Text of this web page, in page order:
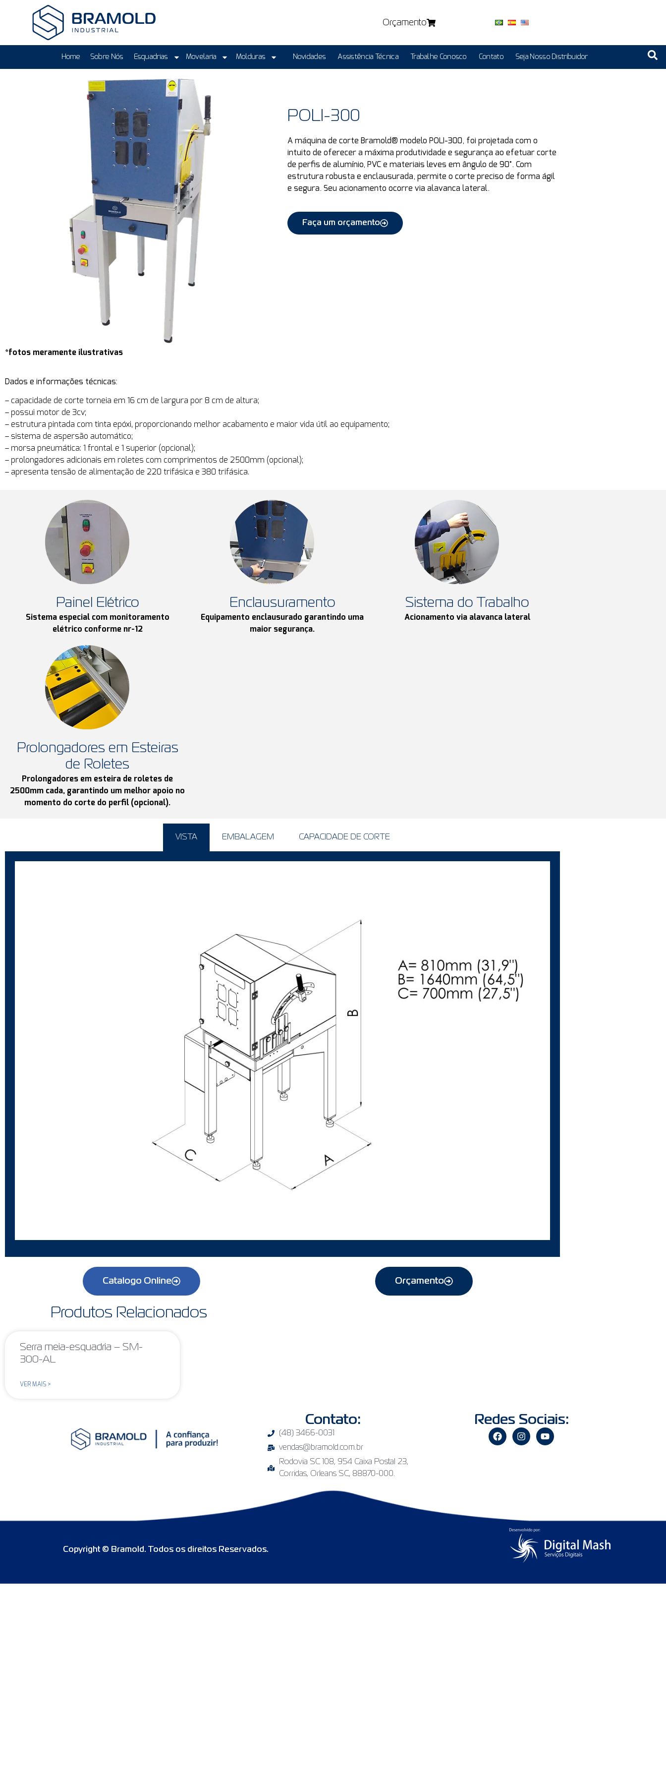
Orçamento
Home Sobre Nós Esquadrias Movelaria Molduras Novidades Assistência Técnica Trabalhe Conosco Contato Seja Nosso Distribuidor
*fotos meramente ilustrativas
POLI-300
A máquina de corte Bramold® modelo POLI-300, foi projetada com o
intuito de oferecer a máxima produtividade e segurança ao efetuar corte
de perfis de alumínio, PVC e materiais leves em ângulo de 90°. Com
estrutura robusta e enclausurada, permite o corte preciso de forma ágil
e segura. Seu acionamento ocorre via alavanca lateral.
Faça um orçamento
Dados e informações técnicas:
– capacidade de corte torneia em 16 cm de largura por 8 cm de altura;
– possui motor de 3cv;
– estrutura pintada com tinta epóxi, proporcionando melhor acabamento e maior vida útil ao equipamento;
– sistema de aspersão automático;
– morsa pneumática: 1 frontal e 1 superior (opcional);
– prolongadores adicionais em roletes com comprimentos de 2500mm (opcional);
– apresenta tensão de alimentação de 220 trifásica e 380 trifásica.
Painel Elétrico
Sistema especial com monitoramento
elétrico conforme nr-12
Enclausuramento
Equipamento enclausurado garantindo uma
maior segurança.
Sistema do Trabalho
Acionamento via alavanca lateral
Prolongadores em Esteiras
de Roletes
Prolongadores em esteira de roletes de
2500mm cada, garantindo um melhor apoio no
momento do corte do perfil (opcional).
VISTA EMBALAGEM CAPACIDADE DE CORTE
Catalogo Online Orçamento
Produtos Relacionados
Serra meia-esquadria – SM-
300-AL
VER MAIS >
Contato:
(48) 3466-0031
vendas@bramold.com.br
Rodovia SC 108, 954 Caixa Postal 23,
Corridas, Orleans SC, 88870-000.
Redes Sociais:
Copyright © Bramold. Todos os direitos Reservados.